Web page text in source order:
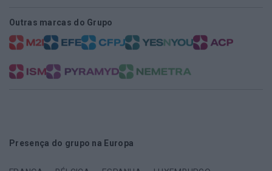
Outras marcas do Grupo
Presença do grupo na Europa